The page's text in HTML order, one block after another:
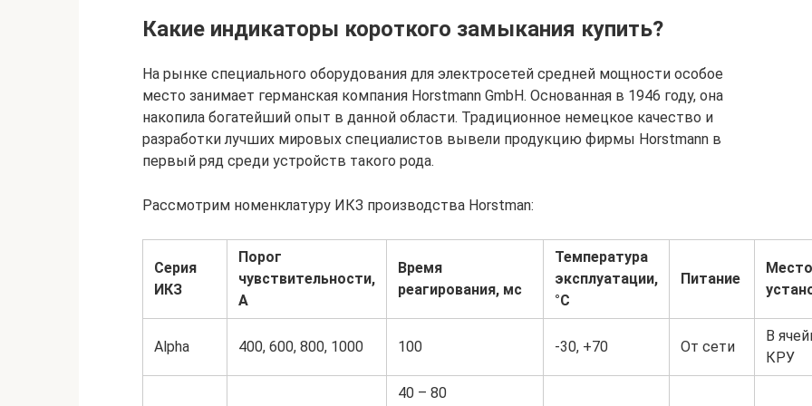
Какие индикаторы короткого замыкания купить?
На рынке специального оборудования для электросетей средней мощности особое
место занимает германская компания Horstmann GmbH. Основанная в 1946 году, она
накопила богатейший опыт в данной области. Традиционное немецкое качество и
разработки лучших мировых специалистов вывели продукцию фирмы Horstmann в
первый ряд среди устройств такого рода.
Рассмотрим номенклатуру ИКЗ производства Horstman:
Серия
ИКЗ
Порог
чувствительности,
А
Время
реагирования, мс
Температура
эксплуатации,
°С
Питание
Место
Alpha 400, 600, 800, 1000 100 -30, +70 От сети
В
КРУ
40 – 80